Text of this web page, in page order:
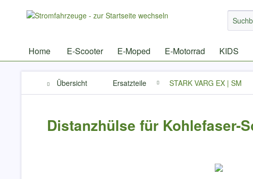
Home E-Scooter E-Moped E-Motorrad KIDS
Übersicht Ersatzteile STARK VARG EX | SM
Distanzhülse für Kohlefaser-